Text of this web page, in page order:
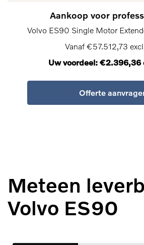
Aankoop voor
Volvo ES90 Single Motor
Vanaf €57.512,73
Uw voordeel: €2.396,36
Offerte
Meteen
Volvo ES90